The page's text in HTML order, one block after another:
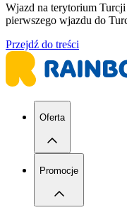
Wjazd na terytorium
pierwszego wjazdu do
Przejdź do treści
Oferta
Promocje